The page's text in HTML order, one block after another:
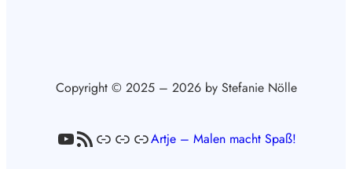
Copyright © 2025 – 2026 by Stefanie Nölle
YouTube
RSS-FeedLinkLinkLinkArtje – Malen macht Spaß!